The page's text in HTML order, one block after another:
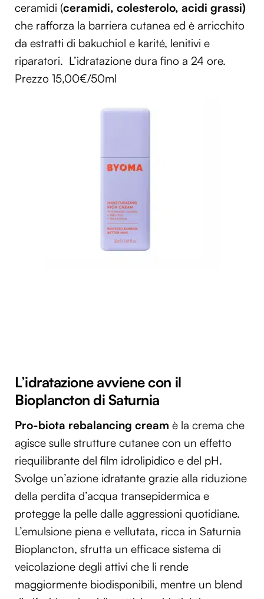
ceramidi (ceramidi, colesterolo, acidi grassi)
che rafforza la barriera cutanea ed è arricchito
da estratti di bakuchiol e karité, lenitivi e
riparatori. L’idratazione dura fino a 24 ore.
Prezzo 15,00€/50ml
L’idratazione avviene con il
Bioplancton di Saturnia
Pro-biota rebalancing cream è la crema che
agisce sulle strutture cutanee con un effetto
riequilibrante del film idrolipidico e del pH.
Svolge un’azione idratante grazie alla riduzione
della perdita d’acqua transepidermica e
protegge la pelle dalle aggressioni quotidiane.
L’emulsione piena e vellutata, ricca in Saturnia
Bioplancton, sfrutta un efficace sistema di
veicolazione degli attivi che li rende
maggiormente biodisponibili, mentre un blend